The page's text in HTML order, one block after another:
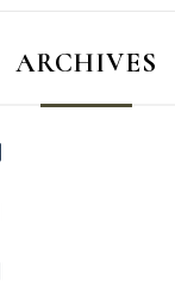
ARCHIVES